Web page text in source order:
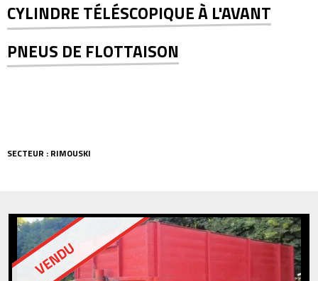
CYLINDRE TÉLÉSCOPIQUE À L'AVANT
PNEUS DE FLOTTAISON
SECTEUR : RIMOUSKI
VENDU